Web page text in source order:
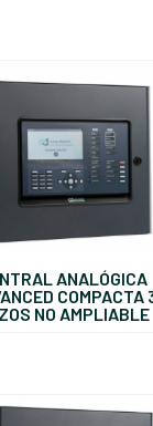
ANALÓGICA
COMPACTA
NO AMPLIABLE